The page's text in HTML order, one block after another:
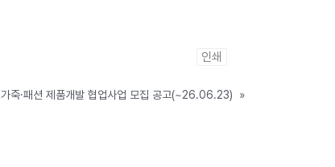
인쇄
가죽·패션 제품개발 협업사업 모집 공고(~26.06.23) »